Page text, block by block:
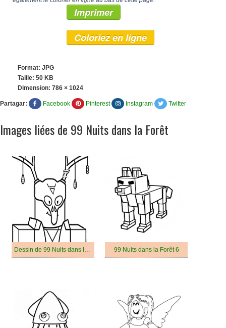
Imprimer
Coloriez en ligne
Format: JPG
Taille: 50 KB
Dimension: 786 × 1024
Partagar: Facebook Pinterest Instagram Twitter
Images liées de 99 Nuits dans la Forêt
Dessin de 99 Nuits dans la Forêt Gratuit 99 Nuits dans la Forêt 6